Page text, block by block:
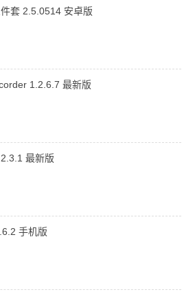
套 2.5.0514 安卓版
1.2.6.7 最新版
最新版
手机版